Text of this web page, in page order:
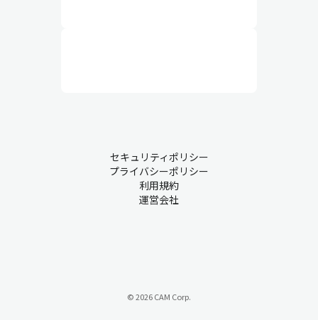
セキュリティポリシー
プライバシーポリシー
利用規約
運営会社
© 2026 CAM Corp.